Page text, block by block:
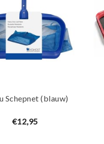
Schepnet (blauw)
€12,95